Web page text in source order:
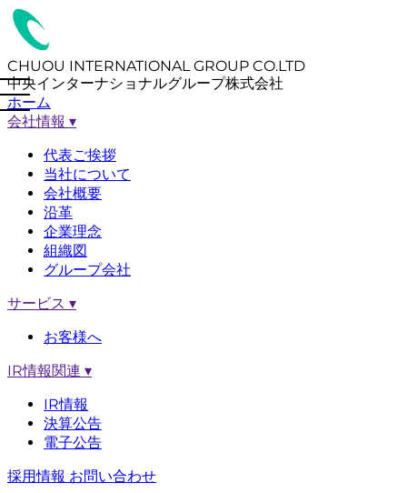
CHUOU INTERNATIONAL GROUP CO.LTD
中央インターナショナルグループ株式会社
ホーム
会社情報 ▾
代表ご挨拶
当社について
会社概要
沿革
企業理念
組織図
グループ会社
サービス ▾
お客様へ
IR情報関連 ▾
IR情報
決算公告
電子公告
採用情報 お問い合わせ